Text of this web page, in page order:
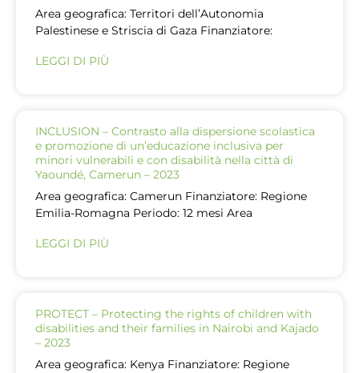
Area geografica: Territori dell’Autonomia
Palestinese e Striscia di Gaza Finanziatore:
LEGGI DI PIÙ
INCLUSION – Contrasto alla dispersione scolastica
e promozione di un’educazione inclusiva per
minori vulnerabili e con disabilità nella città di
Yaoundé, Camerun – 2023
Area geografica: Camerun Finanziatore: Regione
Emilia-Romagna Periodo: 12 mesi Area
LEGGI DI PIÙ
PROTECT – Protecting the rights of children with
disabilities and their families in Nairobi and Kajado
– 2023
Area geografica: Kenya Finanziatore: Regione